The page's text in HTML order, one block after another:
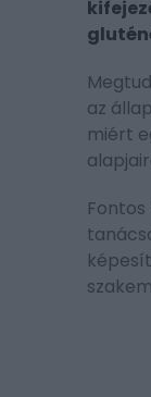
az
miért